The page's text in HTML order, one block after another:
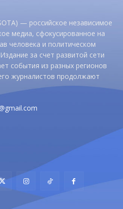
— российское независимое
медиа, сфокусированное на
человека и политическом
за счет развитой сети
события из разных регионов
журналистов продолжают